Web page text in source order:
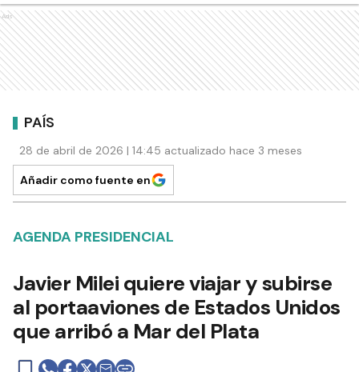
Ads
PAÍS
28 de abril de 2026 | 14:45 actualizado hace 3 meses
Añadir como fuente en
AGENDA PRESIDENCIAL
Javier Milei quiere viajar y subirse
al portaaviones de Estados Unidos
que arribó a Mar del Plata